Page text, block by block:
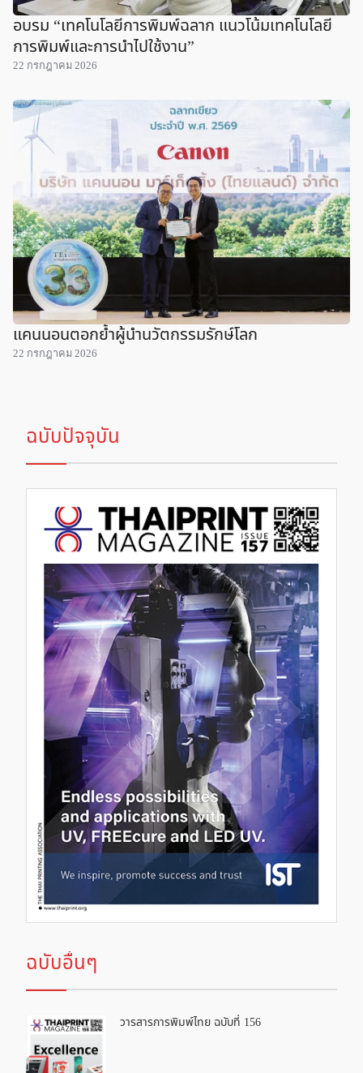
อบรม “เทคโนโลยีการพิมพ์ฉลาก แนวโน้มเทคโนโลยี
การพิมพ์และการนำไปใช้งาน”
22 กรกฎาคม 2026
แคนนอนตอกย้ำผู้นำนวัตกรรมรักษ์โลก
22 กรกฎาคม 2026
ฉบับปัจจุบัน
ฉบับอื่นๆ
วารสารการพิมพ์ไทย ฉบับที่ 156